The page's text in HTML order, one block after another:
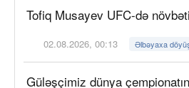
Tofiq Musayev UFC-də
02.08.2026, 00:13 Əlbəyaxa
Güləşçimiz dünya